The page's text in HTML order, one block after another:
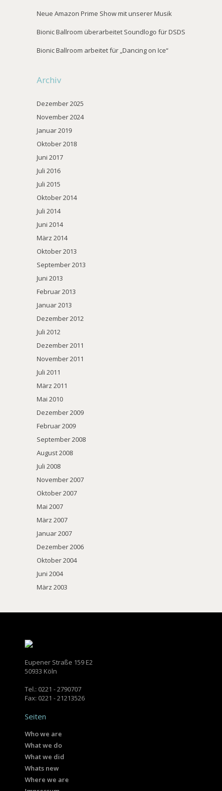
Neue Amazon Prime Show mit unserer Musik
Bionic Ballroom überarbeitet Soundlogo für DSDS
Bionic Ballroom arbeitet für „Dancing on Ice“
Archiv
Dezember 2025
November 2024
Januar 2019
Oktober 2018
Juni 2017
Juli 2016
Juli 2015
Oktober 2014
Juli 2014
Juni 2014
März 2014
Oktober 2013
September 2013
Juni 2013
Februar 2013
Januar 2013
Dezember 2012
Juli 2012
Dezember 2011
November 2011
Juli 2011
März 2011
Mai 2010
Dezember 2009
Februar 2009
September 2008
August 2008
Juli 2008
November 2007
Oktober 2007
Mai 2007
März 2007
Januar 2007
Dezember 2006
Oktober 2004
Juni 2004
März 2003
Eupener Straße 159 E2
50933 Köln
Tel.: 0221 - 2790707
Fax: 0221 - 21213526
Seiten
Who we are
What we do
What we did
Whats new
Where we are